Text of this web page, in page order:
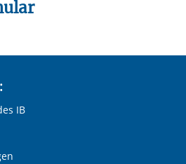
IB